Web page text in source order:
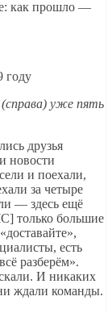
году
уже пять
друзья
новости
и поехали,
за четыре
— здесь ещё
только большие
есть
разберём».
И никаких
ждали команды.